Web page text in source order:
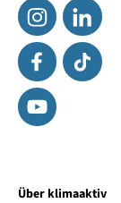
Über klimaaktiv